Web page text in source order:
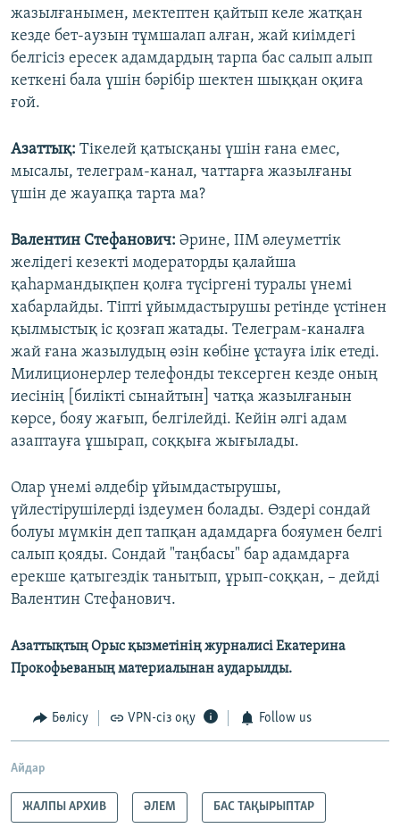
жазылғанымен, мектептен қайтып келе жатқан
кезде бет-аузын тұмшалап алған, жай киімдегі
белгісіз ересек адамдардың тарпа бас салып алып
кеткені бала үшін бәрібір шектен шыққан оқиға
ғой.
Азаттық: Тікелей қатысқаны үшін ғана емес,
мысалы, телеграм-канал, чаттарға жазылғаны
үшін де жауапқа тарта ма?
Валентин Стефанович: Әрине, ІІМ әлеуметтік
желідегі кезекті модераторды қалайша
қаһармандықпен қолға түсіргені туралы үнемі
хабарлайды. Тіпті ұйымдастырушы ретінде үстінен
қылмыстық іс қозғап жатады. Телеграм-каналға
жай ғана жазылудың өзін көбіне ұстауға ілік етеді.
Милиционерлер телефонды тексерген кезде оның
иесінің [билікті сынайтын] чатқа жазылғанын
көрсе, бояу жағып, белгілейді. Кейін әлгі адам
азаптауға ұшырап, соққыға жығылады.
Олар үнемі әлдебір ұйымдастырушы,
үйлестірушілерді іздеумен болады. Өздері сондай
болуы мүмкін деп тапқан адамдарға бояумен белгі
салып қояды. Сондай "таңбасы" бар адамдарға
ерекше қатыгездік танытып, ұрып-соққан, – дейді
Валентин Стефанович.
Азаттықтың Орыс қызметінің журналисі Екатерина
Прокофьеваның материалынан аударылды.
Бөлісу VPN-сіз оқу Follow us
Айдар
ЖАЛПЫ АРХИВ ӘЛЕМ БАС ТАҚЫРЫПТАР